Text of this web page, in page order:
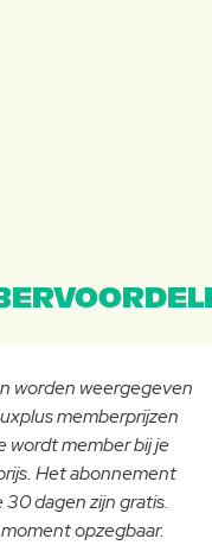
worden weergegeven
memberprijzen
wordt member bij je
Het abonnement
dagen zijn gratis.
opzegbaar.